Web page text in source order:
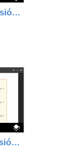
Tema 7.- Cinemática 2ª Sesión 21-05-2026
Tema 7.- Estadística 1ª Sesión 14-05-2026